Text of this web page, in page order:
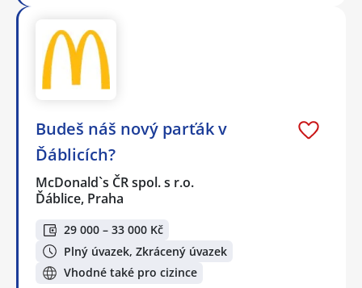
Budeš náš nový parťák v
Ďáblicích?
McDonald`s ČR spol. s r.o.
Ďáblice, Praha
29 000 – 33 000 Kč
Plný úvazek, Zkrácený úvazek
Vhodné také pro cizince